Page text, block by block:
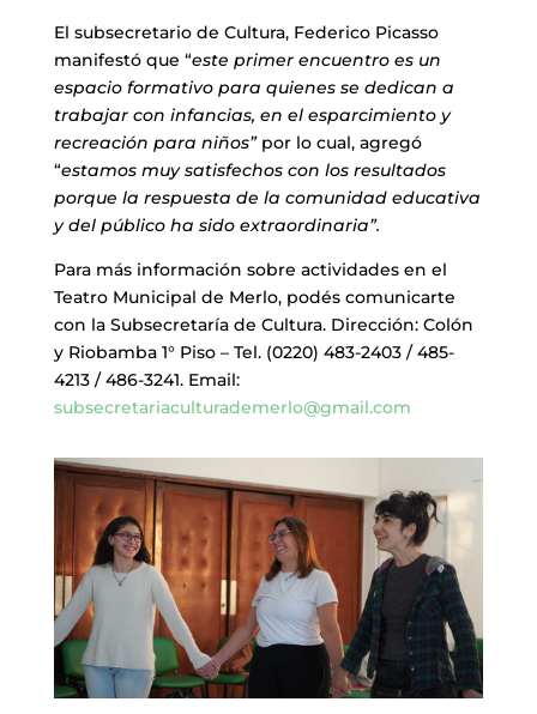
El subsecretario de Cultura, Federico Picasso
manifestó que “este primer encuentro es un
espacio formativo para quienes se dedican a
trabajar con infancias, en el esparcimiento y
recreación para niños”por lo cual, agregó
“estamos muy satisfechos con los resultados
porque la respuesta de la comunidad educativa
y del público ha sido extraordinaria”.
Para más información sobre actividades en el
Teatro Municipal de Merlo, podés comunicarte
con la Subsecretaría de Cultura. Dirección: Colón
y Riobamba 1° Piso – Tel. (0220) 483-2403 / 485-
4213 / 486-3241. Email:
subsecretariaculturademerlo@gmail.com